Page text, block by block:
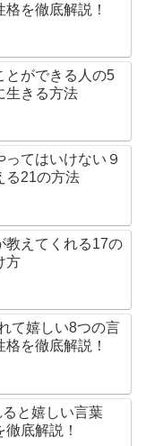
を徹底解説！
とができる人の5
生きる方法
てはいけない９
る21の方法
教えてくれる17の
方
て嬉しい8つの言
を徹底解説！
と嬉しい言葉
底解説！